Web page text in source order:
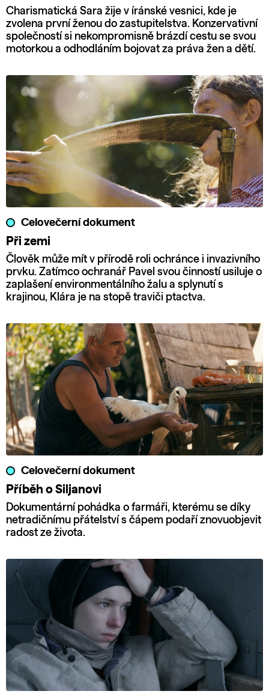
Charismatická Sara žije v íránské vesnici, kde je
zvolena první ženou do zastupitelstva. Konzervativní
společností si nekompromisně brázdí cestu se svou
motorkou a odhodláním bojovat za práva žen a dětí.
Celovečerní dokument
Při zemi
Člověk může mít v přírodě roli ochránce i invazivního
prvku. Zatímco ochranář Pavel svou činností usiluje o
zaplašení environmentálního žalu a splynutí s
krajinou, Klára je na stopě traviči ptactva.
Celovečerní dokument
Příběh o Siljanovi
Dokumentární pohádka o farmáři, kterému se díky
netradičnímu přátelství s čápem podaří znovuobjevit
radost ze života.